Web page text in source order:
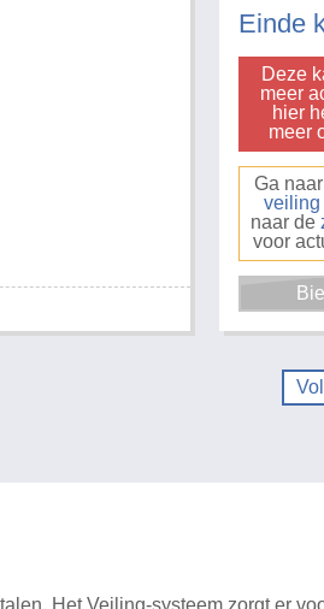
Einde
Deze
meer
hier
meer
Ga
veiling
naar de
voor